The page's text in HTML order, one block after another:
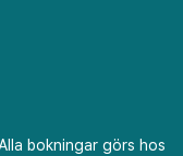
bokningar görs hos